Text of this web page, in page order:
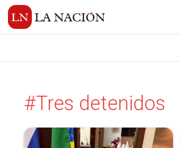
#Tres detenidos